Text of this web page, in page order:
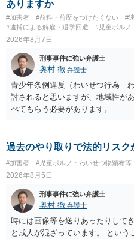
ありますか
#加害者 #前科・前歴をつけたくない
#
#逮捕による解雇・退学回避
#児童ポルノ
2026年8月7日
刑事事件に強い弁護士
奥村 徹 弁護士
青少年条例違反（わいせつ行為
討されると思いますが、地域性が
べてもらう必要があります。
過去のやり取りで法的リスク
#加害者 #児童ポルノ・わいせつ物頒布等
2026年8月5日
刑事事件に強い弁護士
奥村 徹 弁護士
時には画像等を送りあったりして
と成人が混ざっています。 とい